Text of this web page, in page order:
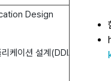
Design
케이션 설계(DDIA)』